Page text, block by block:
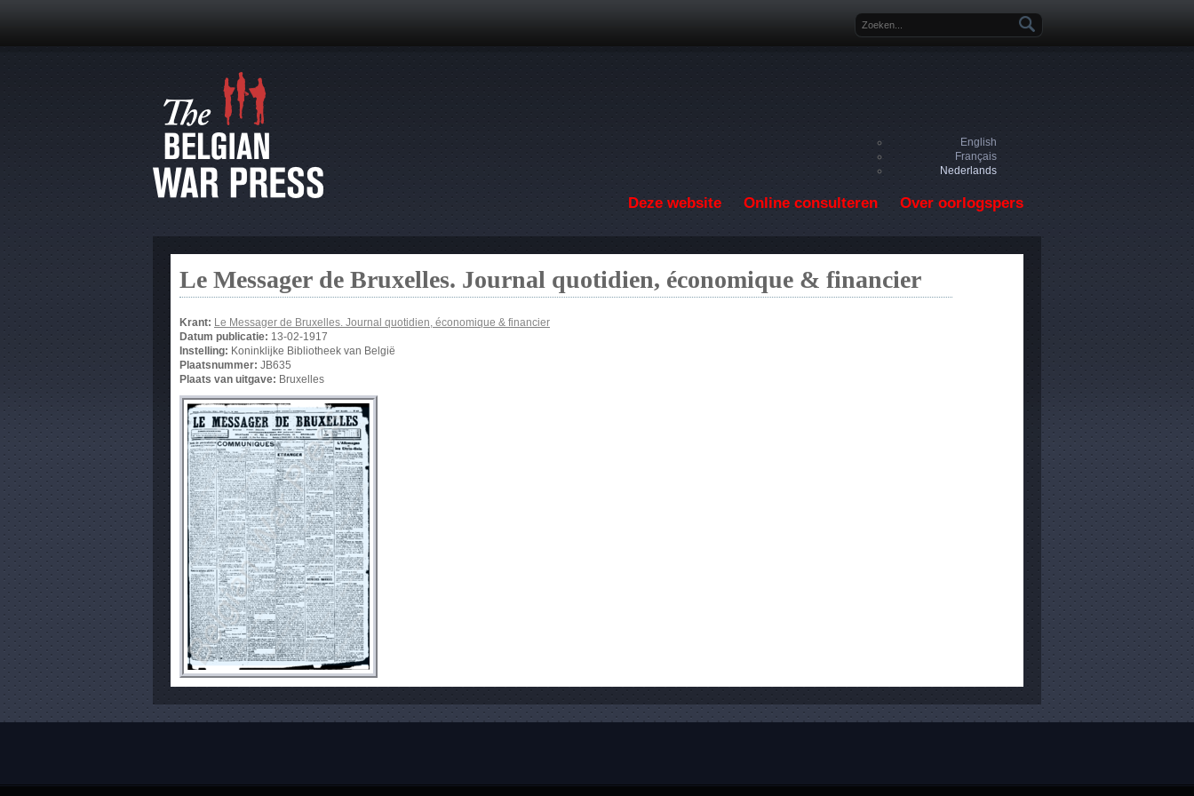
Zoekveld
English
Français
Nederlands
Deze website Online consulteren Over oorlogspers
Le Messager de Bruxelles. Journal quotidien, économique & financier
Krant: Le Messager de Bruxelles. Journal quotidien, économique & financier
Datum publicatie: 13-02-1917
Instelling: Koninklijke Bibliotheek van België
Plaatsnummer: JB635
Plaats van uitgave: Bruxelles